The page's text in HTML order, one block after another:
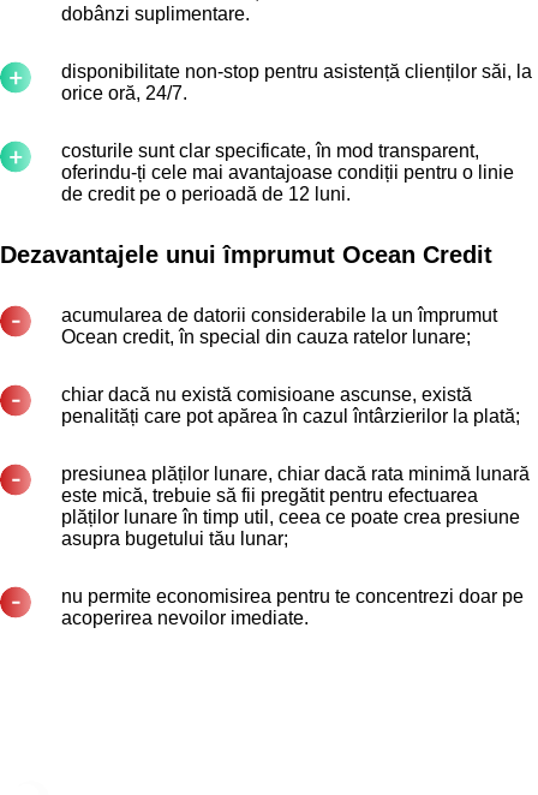
dobânzi suplimentare.
disponibilitate non-stop pentru asistență clienților săi, la
orice oră, 24/7.
costurile sunt clar specificate, în mod transparent,
oferindu-ți cele mai avantajoase condiții pentru o linie
de credit pe o perioadă de 12 luni.
Dezavantajele unui împrumut Ocean Credit
acumularea de datorii considerabile la un împrumut
Ocean credit, în special din cauza ratelor lunare;
chiar dacă nu există comisioane ascunse, există
penalități care pot apărea în cazul întârzierilor la plată;
presiunea plăților lunare, chiar dacă rata minimă lunară
este mică, trebuie să fii pregătit pentru efectuarea
plăților lunare în timp util, ceea ce poate crea presiune
asupra bugetului tău lunar;
nu permite economisirea pentru te concentrezi doar pe
acoperirea nevoilor imediate.